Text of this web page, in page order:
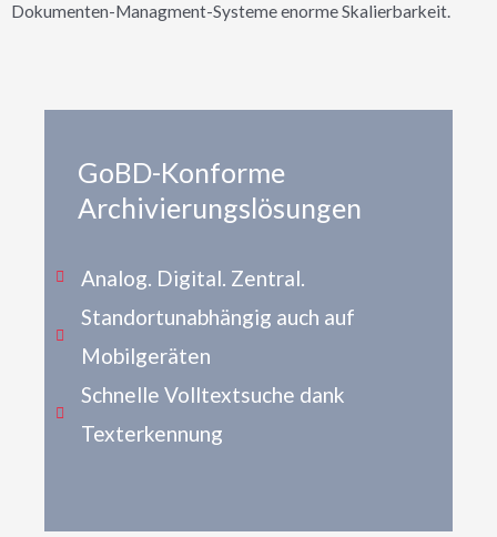
Dokumenten-Managment-Systeme enorme Skalierbarkeit.
GoBD-Konforme
Archivierungslösungen
Analog. Digital. Zentral.
Standortunabhängig auch auf
Mobilgeräten
Schnelle Volltextsuche dank
Texterkennung